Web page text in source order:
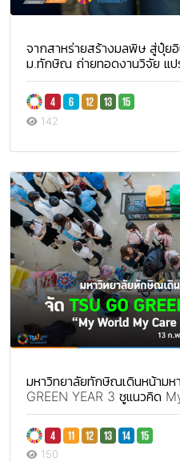
จากสาหร่ายสร้างมลพิษ สู่ปุ๋ย
ม.ทักษิณ ถ่ายทอดงานวิจัย แปร
142
มหาวิทยาลัยทักษิณเดินหน้ามห
GREEN YEAR 3 ชูแนวคิด
150